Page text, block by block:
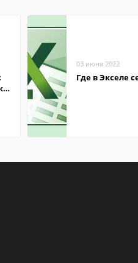
в
03 июня 2022
Где в Экселе